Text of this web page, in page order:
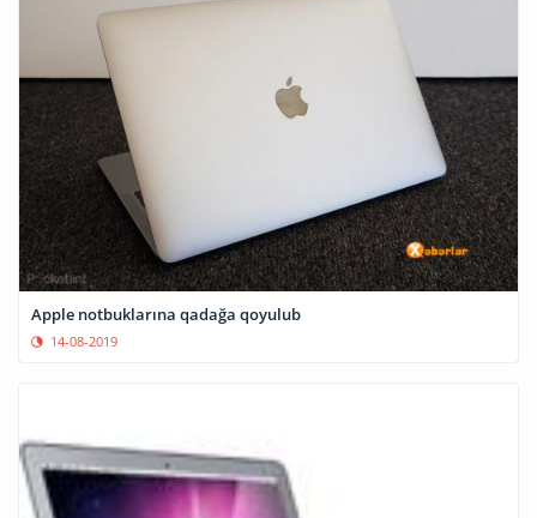
Apple notbuklarına qadağa qoyulub
14-08-2019